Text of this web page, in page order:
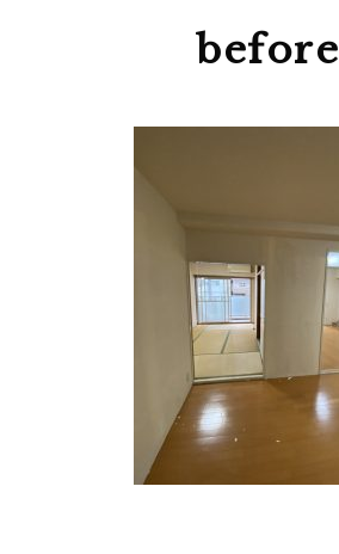
before